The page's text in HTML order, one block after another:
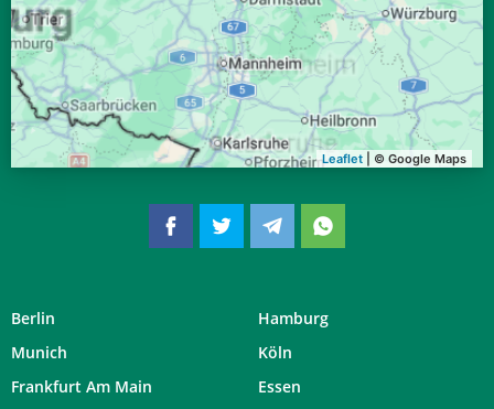
31, Mo 04:37 06:39 13:26 17:10 20:12 22:05
Leaflet | © Google Maps
Berlin
Hamburg
Munich
Köln
Frankfurt Am Main
Essen